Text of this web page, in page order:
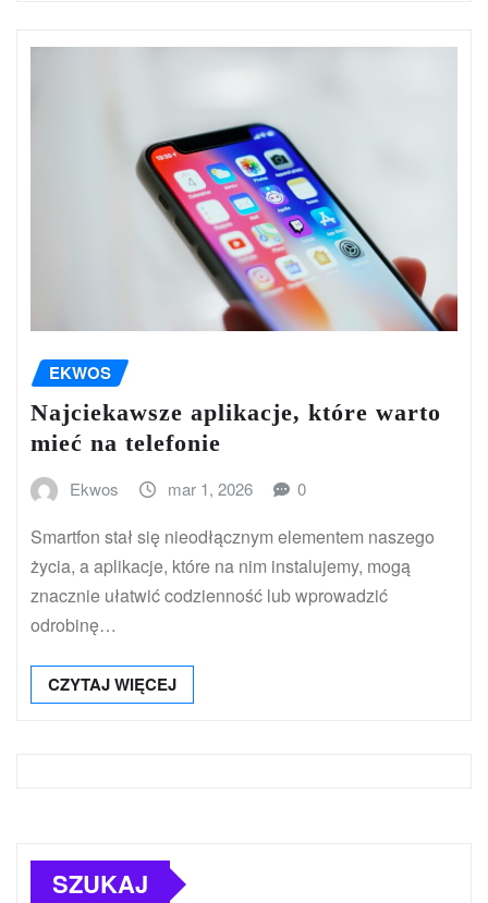
EKWOS
Najciekawsze aplikacje, które warto
mieć na telefonie
Ekwos mar 1, 2026 0
Smartfon stał się nieodłącznym elementem naszego
życia, a aplikacje, które na nim instalujemy, mogą
znacznie ułatwić codzienność lub wprowadzić
odrobinę…
CZYTAJ WIĘCEJ
SZUKAJ